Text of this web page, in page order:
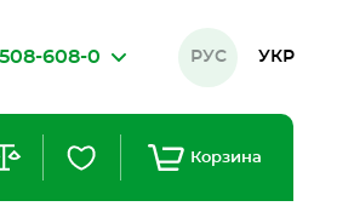
РУС УКР
608-0
Корзина